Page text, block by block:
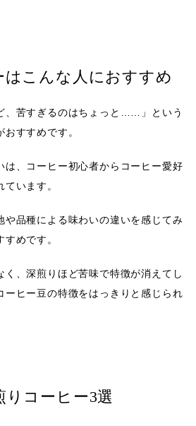
はこんな人におすすめ
、苦すぎるのはちょっと……
」という
すすめです。
は、コーヒー初心者からコーヒー愛好
います。
や品種による味わいの違いを感じてみ
すめです。
く、深煎りほど苦味で特徴が消えてし
ーヒー豆の特徴をはっきりと感じられ
コーヒー3選